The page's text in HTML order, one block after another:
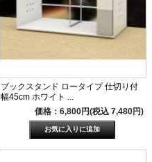
ブックスタンド ロータイプ 仕切り付
幅45cm ホワイト ...
価格：6,800円(税込 7,480円)